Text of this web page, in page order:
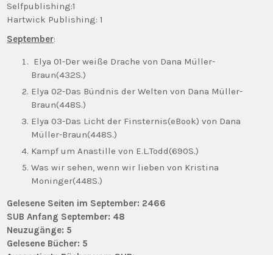
Selfpublishing:1
Hartwick Publishing: 1
September:
Elya 01-Der weiße Drache von Dana Müller-
Braun(432S.)
Elya 02-Das Bündnis der Welten von Dana Müller-
Braun(448S.)
Elya 03-Das Licht der Finsternis(eBook) von Dana
Müller-Braun(448S.)
Kampf um Anastille von E.L.Todd(690S.)
Was wir sehen, wenn wir lieben von Kristina
Moninger(448S.)
Gelesene Seiten im September: 2466
SUB Anfang September: 48
Neuzugänge: 5
Gelesene Bücher: 5